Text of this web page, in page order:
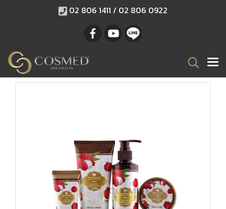
02 806 1411 / 02 806 0922